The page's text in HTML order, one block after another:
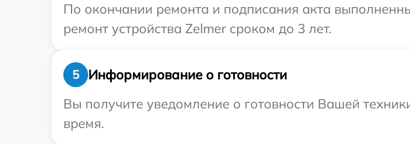
По окончании ремонта и подписания акта
ремонт устройства Zelmer сроком до 3 лет.
5
Информирование о готовности
Вы получите уведомление о готовности Вашей
время.